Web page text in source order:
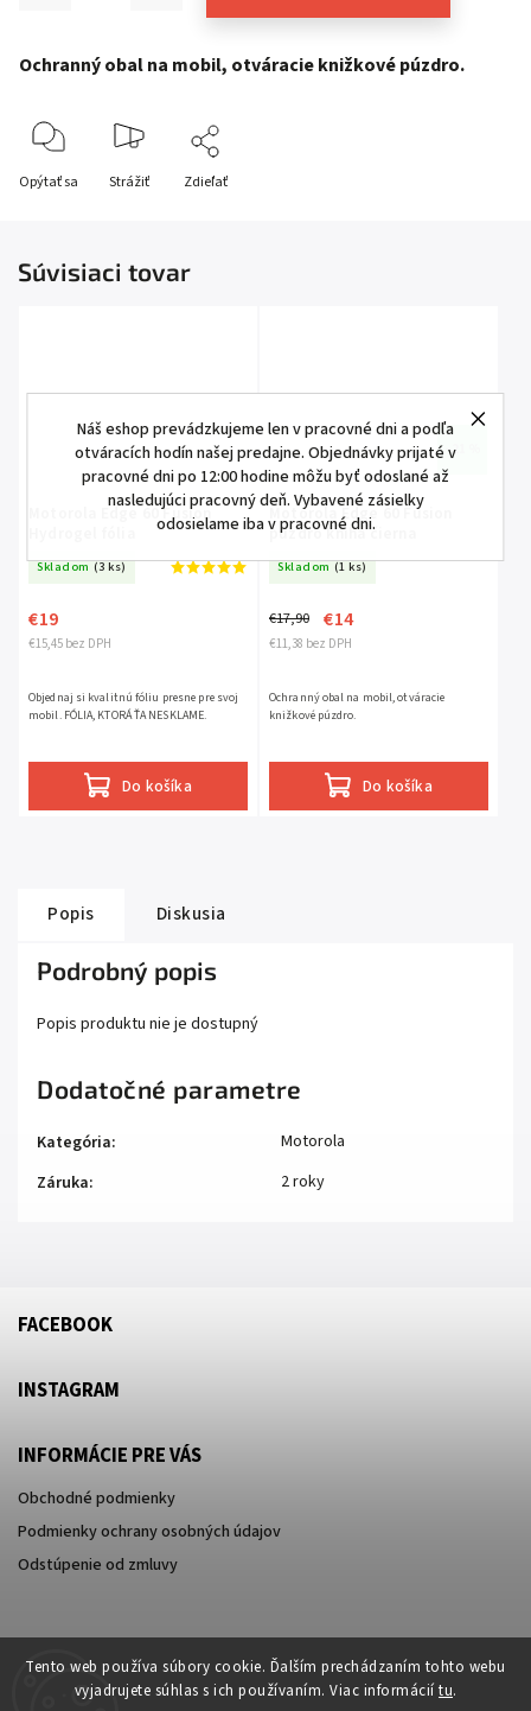
Tento web používa súbory cookie. Ďalším prechádzaním tohto webu
vyjadrujete súhlas s ich používaním. Viac informácií tu.
Náš eshop prevádzkujeme len v pracovné dni a podľa
otváracích hodín našej predajne. Objednávky prijaté v
pracovné dni po 12:00 hodine môžu byť odoslané až
nasledujúci pracovný deň. Vybavené zásielky
odosielame iba v pracovné dni.
Ochranný obal na mobil, otváracie knižkové púzdro.
Opýtať sa Strážiť Zdieľať
Súvisiaci tovar
Motorola Edge 60 Fusion
Skladom (3 ks)
€15,45 bez DPH
€19
Do košíka
Objednaj si kvalitnú fóliu presne pre svoj
mobil. FÓLIA, KTORÁ ŤA NESKLAME.
–21 %
Motorola Edge 60 Fusion
púzdro kniha čierna
Skladom (1 ks)
€11,38 bez DPH
€17,90 €14
Do košíka
Ochranný obal na mobil, otváracie
knižkové púzdro.
Popis Diskusia
Podrobný popis
Popis produktu nie je dostupný
Dodatočné parametre
Kategória:
Motorola
Záruka: 2 roky
FACEBOOK
INSTAGRAM
INFORMÁCIE PRE VÁS
Obchodné podmienky
Podmienky ochrany osobných údajov
Odstúpenie od zmluvy